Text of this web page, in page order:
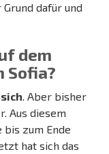
dafür und
dem
Sofia?
. Aber bisher
Aus diesem
zum Ende
hat sich das